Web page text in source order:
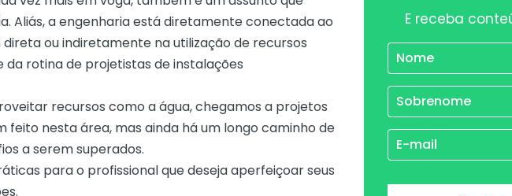
Aliás, a engenharia está diretamente conectada ao
ou indiretamente na utilização de recursos
da rotina de projetistas de instalações
recursos como a água, chegamos a projetos
feito nesta área, mas ainda há um longo caminho de
a serem superados.
para o profissional que deseja aperfeiçoar seus
E receba